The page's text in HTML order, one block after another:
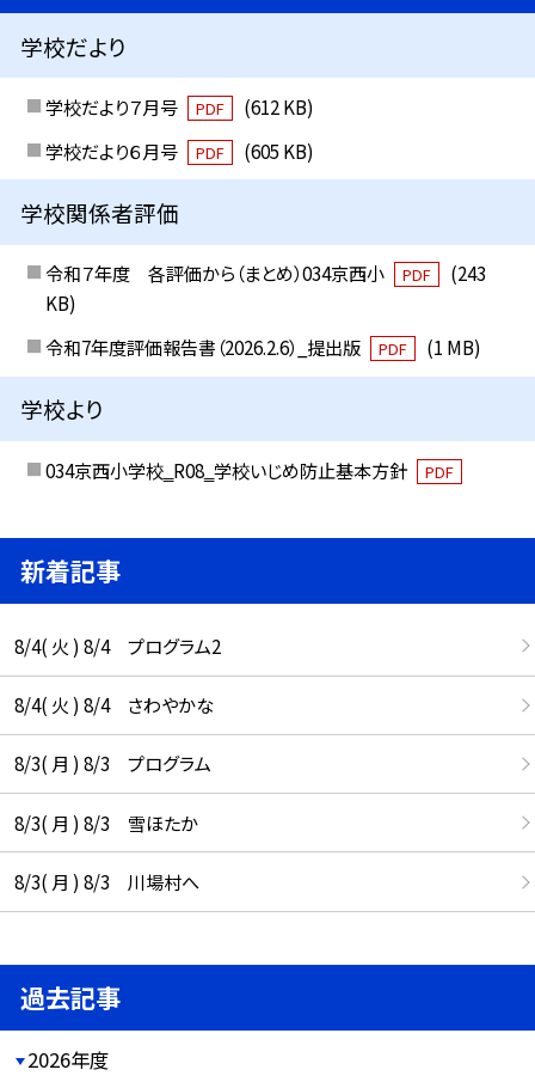
学校だより
学校だより７月号 PDF
(612 KB)
学校だより６月号
PDF (605 KB)
学校関係者評価
令和７年度 各評価から（まとめ）034京西小 PDF
(243
KB)
令和7年度評価報告書（2026.2.6）_提出版
PDF (1 MB)
学校より
034京西小学校‗R08‗学校いじめ防止基本方針 PDF
新着記事
8/4( 火 ) 8/4 プログラム2
8/4( 火 ) 8/4 さわやかな
8/3( 月 ) 8/3 プログラム
8/3( 月 ) 8/3 雪ほたか
8/3( 月 ) 8/3 川場村へ
過去記事
2026年度